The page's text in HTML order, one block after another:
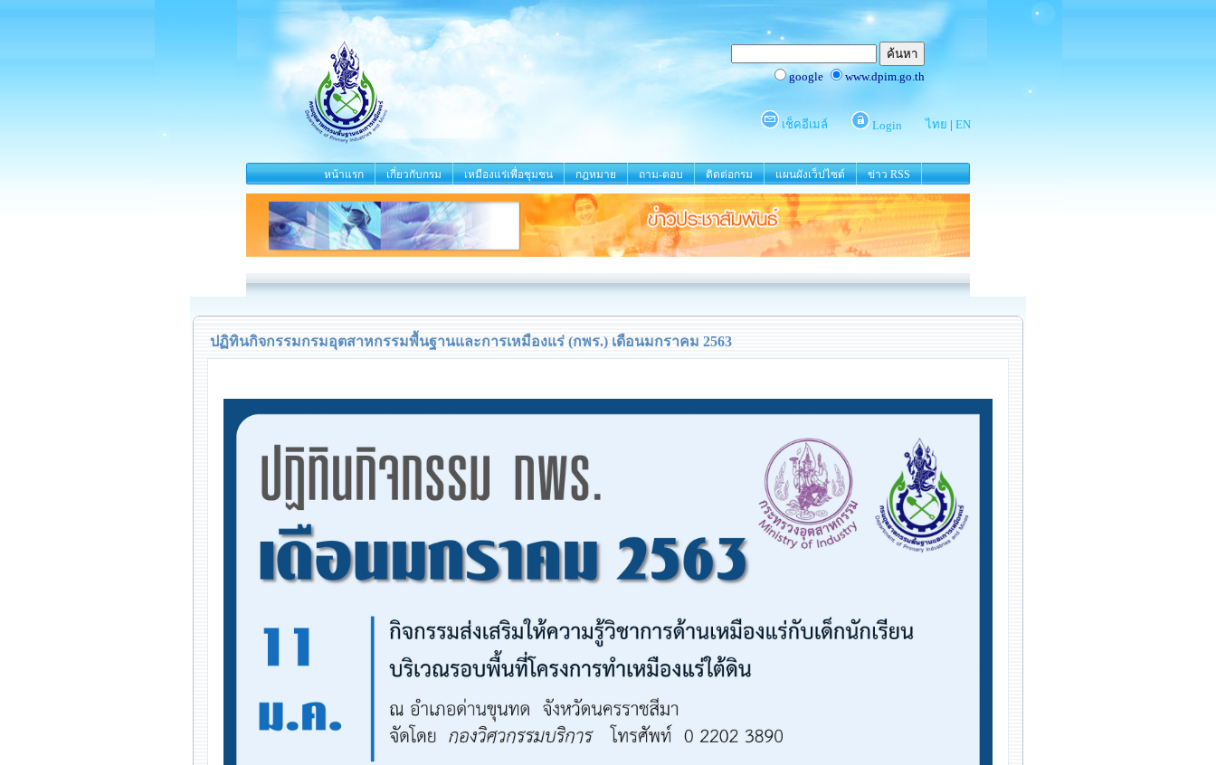
หน้าแรก เกี่ยวกับกรม เหมืองแร่เพื่อชุมชน กฎหมาย ถาม-ตอบ ติดต่อกรม แผนผังเว็ปไซต์ ข่าว RSS
ปฏิทินกิจกรรมกรมอุตสาหกรรมพื้นฐานและการเหมืองแร่ (กพร.) เดือนมกราคม 2563